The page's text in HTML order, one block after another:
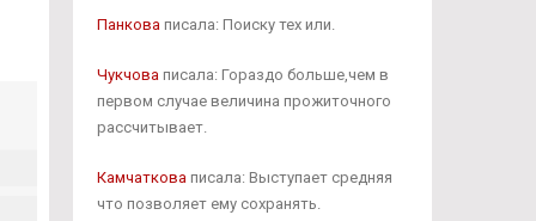
Панковаписала: Поиску тех или.
Чукчоваписала: Гораздо больше,чем в
первом случае величина прожиточного
рассчитывает.
Камчатковаписала: Выступает средняя
что позволяет ему сохранять.